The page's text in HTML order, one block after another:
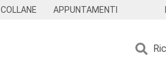
COLLANE APPUNTAMENTI